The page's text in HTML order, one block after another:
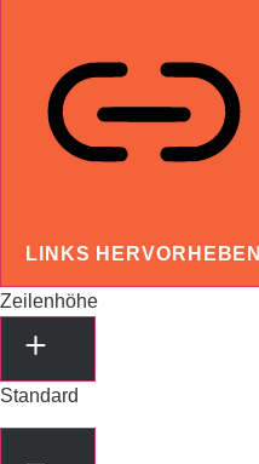
LINKS HERVORHEBEN
Zeilenhöhe
Standard